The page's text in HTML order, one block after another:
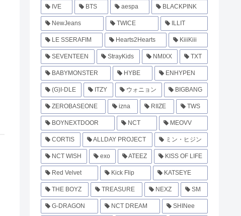
IVE BTS aespa BLACKPINK
NewJeans TWICE ILLIT
LE SSERAFIM Hearts2Hearts KiiiKiii
SEVENTEEN StrayKids NMIXX TXT
BABYMONSTER HYBE ENHYPEN
(G)I-DLE ITZY ウォニョン BIGBANG
ZEROBASEONE izna RIIZE TWS
BOYNEXTDOOR NCT MEOVV
CORTIS ALLDAY PROJECT ミン・ヒジン
NCT WISH exo ATEEZ KISS OF LIFE
Red Velvet Kick Flip KATSEYE
THE BOYZ TREASURE NEXZ SM
G-DRAGON NCT DREAM SHINee